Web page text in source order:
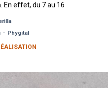
En effet, du 7 au 16
- Phygital